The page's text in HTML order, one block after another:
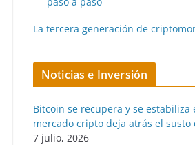
La tercera generación de
Noticias e Inversión
Bitcoin se recupera y se estabiliza
mercado cripto deja atrás el susto
7 julio, 2026